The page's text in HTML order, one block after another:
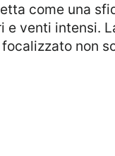
come una
venti intensi.
non